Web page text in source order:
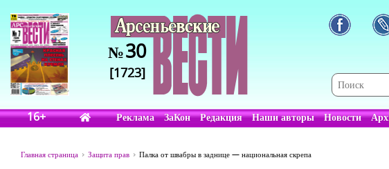
№30
[1723]
16+ Реклама ЗаКон Редакция Наши авторы Новости
Главная страница Защита прав Палка от швабры в заднице — национальная скрепа